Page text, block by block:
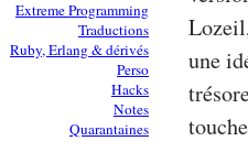
Extreme Programming
Traductions
Ruby, Erlang & dérivés
Perso
Hacks
Notes
Quarantaines
une